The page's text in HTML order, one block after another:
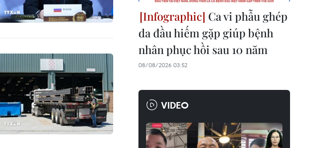
Ca vi phẫu ghép
da đầu hiếm gặp giúp bệnh
nhân phục hồi sau 10 năm
08/08/2026 03:52
VIDEO